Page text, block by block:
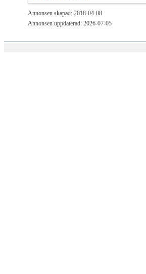
Annonsen skapad: 2018-04-08
Annonsen uppdaterad: 2026-07-05